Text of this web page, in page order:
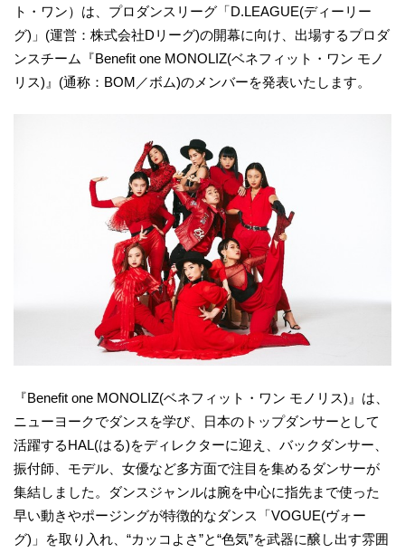
ト・ワン）は、プロダンスリーグ「D.LEAGUE(ディーリー
グ)」(運営：株式会社Dリーグ)の開幕に向け、出場するプロダ
ンスチーム『Benefit one MONOLIZ(ベネフィット・ワン モノ
リス)』(通称：BOM／ボム)のメンバーを発表いたします。
『Benefit one MONOLIZ(ベネフィット・ワン モノリス)』は、
ニューヨークでダンスを学び、日本のトップダンサーとして
活躍するHAL(はる)をディレクターに迎え、バックダンサー、
振付師、モデル、女優など多方面で注目を集めるダンサーが
集結しました。ダンスジャンルは腕を中心に指先まで使った
早い動きやポージングが特徴的なダンス「VOGUE(ヴォー
グ)」を取り入れ、“カッコよさ”と“色気”を武器に醸し出す雰囲